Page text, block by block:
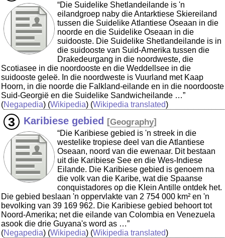
“Die Suidelike Shetlandeilande is 'n
eilandgroep naby die Antarktiese Skiereiland
tussen die Suidelike Atlantiese Oseaan in die
noorde en die Suidelike Oseaan in die
suidooste. Die Suidelike Shetlandeilande is in
die suidooste van Suid-Amerika tussen die
Drakedeurgang in die noordweste, die
Scotiasee in die noordooste en die Weddellsee in die
suidooste geleë. In die noordweste is Vuurland met Kaap
Hoorn, in die noorde die Falkland-eilande en in die noordooste
Suid-Georgië en die Suidelike Sandwicheilande …”
(Negapedia) (Wikipedia) (Wikipedia translated)
Karibiese gebied [Geography]
“Die Karibiese gebied is 'n streek in die
westelike tropiese deel van die Atlantiese
Oseaan, noord van die ewenaar. Dit bestaan
uit die Karibiese See en die Wes-Indiese
Eilande. Die Karibiese gebied is genoem na
die volk van die Karibe, wat die Spaanse
conquistadores op die Klein Antille ontdek het.
Die gebied beslaan 'n oppervlakte van 2 754 000 km² en 'n
bevolking van 39 169 962. Die Karibiese gebied behoort tot
Noord-Amerika; net die eilande van Colombia en Venezuela
asook die drie Guyana's word as …”
(Negapedia) (Wikipedia) (Wikipedia translated)